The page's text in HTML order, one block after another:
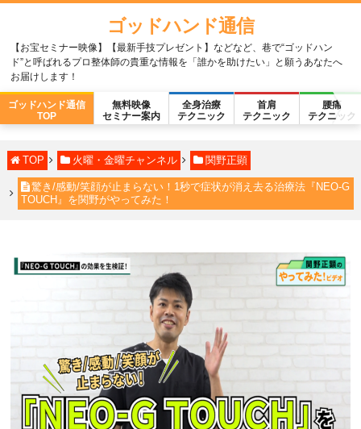
ゴッドハンド通信
【お宝セミナー映像】【最新手技プレゼント】などなど、巷で“ゴッドハン
ド”と呼ばれるプロ整体師の貴重な情報を「誰かを助けたい」と願うあなたへ
お届けします！
ゴッドハンド通信
TOP
無料映像
セミナー案内
全身治療
テクニック
首肩
テクニック
腰痛
テクニック
TOP 火曜・金曜チャンネル 関野正顕
驚き/感動/笑顔が止まらない！1秒で症状が消え去る治療法『NEO-G
TOUCH』を関野がやってみた！